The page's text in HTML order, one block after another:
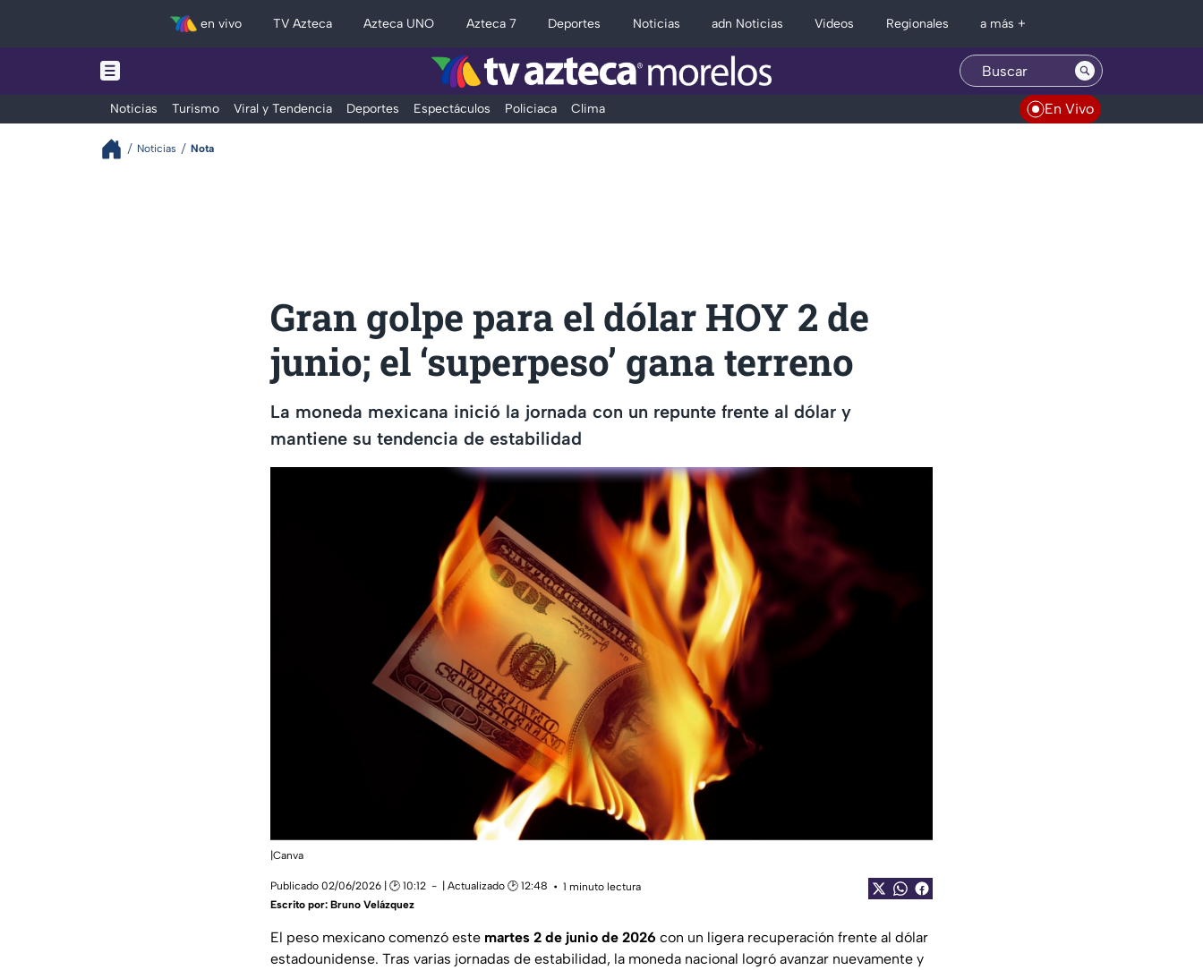
en vivo TV Azteca Azteca UNO Azteca 7 Deportes Noticias adn Noticias Videos Regionales a más +
Noticias Turismo Viral y Tendencia Deportes Espectáculos Policiaca Clima En Vivo
Noticias Nota
Gran golpe para el dólar HOY 2 de
junio; el ‘superpeso’ gana terreno
La moneda mexicana inició la jornada con un repunte frente al dólar y
mantiene su tendencia de estabilidad
|Canva
Publicado 02/06/2026 | 🕑 10:12 | Actualizado 🕑 12:48
1 minuto lectura
Escrito por: Bruno Velázquez
El peso mexicano comenzó este martes 2 de junio de 2026 con un ligera recuperación frente al dólar
estadounidense. Tras varias jornadas de estabilidad, la moneda nacional logró avanzar nuevamente y